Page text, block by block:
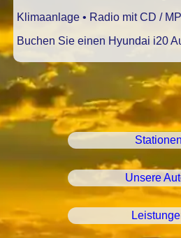
Klimaanlage • Radio mit CD /
Buchen Sie einen Hyundai i20
Stationen
Unsere